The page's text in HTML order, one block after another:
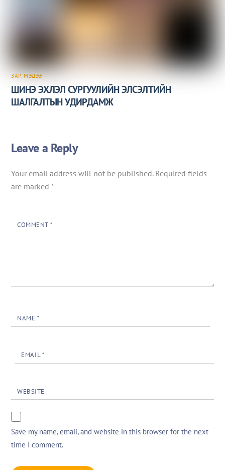
ЗАР МЭДЭЭ
ШИНЭ ЭХЛЭЛ СУРГУУЛИЙН ЭЛСЭЛТИЙН
ШАЛГАЛТЫН УДИРДАМЖ
Leave a Reply
Your email address will not be published. Required fields
are marked*
COMMENT *
NAME *
EMAIL*
WEBSITE
Save my name, email, and website in this browser for the next
time I comment.